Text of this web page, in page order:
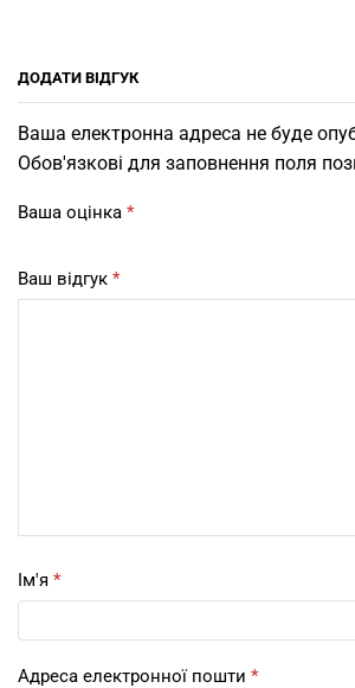
ДОДАТИ ВІДГУК
Ваша електронна адреса не буде
Обов'язкові для заповнення поля
Ваша оцінка *
Ваш відгук *
Ім'я *
Адреса електронної пошти *